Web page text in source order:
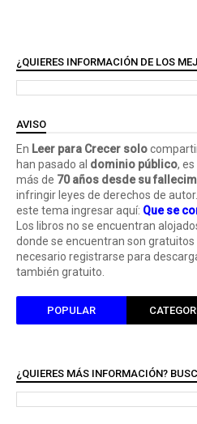
¿QUIERES INFORMACIÓN DE LOS
AVISO
En Leer para Crecer solo
han pasado al dominio público,
más de 70 años desde su
infringir leyes de derechos de
este tema ingresar aquí: Que se
Los libros no se encuentran
donde se encuentran son gratuitos
necesario registrarse para
también gratuito.
POPULAR
¿QUIERES MÁS INFORMACIÓN?